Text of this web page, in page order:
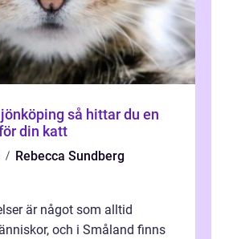
så hittar du en
din katt
Rebecca Sundberg
är något som alltid
och i Småland finns